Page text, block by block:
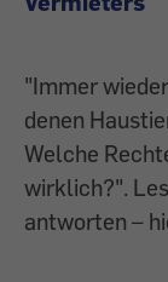
"Immer
denen
Welche
wirklich?".
antworten –